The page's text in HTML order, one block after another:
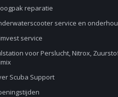
reparatie
service en
service
voor Perslucht, Nitrox,
Scuba Support